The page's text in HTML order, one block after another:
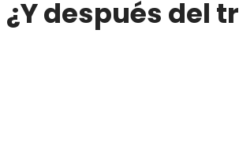
¿Y después del